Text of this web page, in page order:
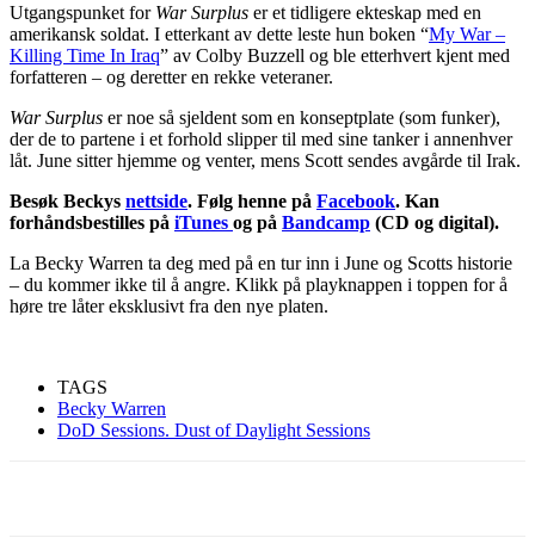
Utgangspunket for War Surplus er et tidligere ekteskap med en
amerikansk soldat. I etterkant av dette leste hun boken “My War –
Killing Time In Iraq” av Colby Buzzell og ble etterhvert kjent med
forfatteren – og deretter en rekke veteraner.
War Surplus er noe så sjeldent som en konseptplate (som funker),
der de to partene i et forhold slipper til med sine tanker i annenhver
låt. June sitter hjemme og venter, mens Scott sendes avgårde til Irak.
Besøk Beckys nettside. Følg henne på Facebook. Kan
forhåndsbestilles på iTunes og på Bandcamp (CD og digital).
La Becky Warren ta deg med på en tur inn i June og Scotts historie
– du kommer ikke til å angre. Klikk på playknappen i toppen for å
høre tre låter eksklusivt fra den nye platen.
TAGS
Becky Warren
DoD Sessions. Dust of Daylight Sessions